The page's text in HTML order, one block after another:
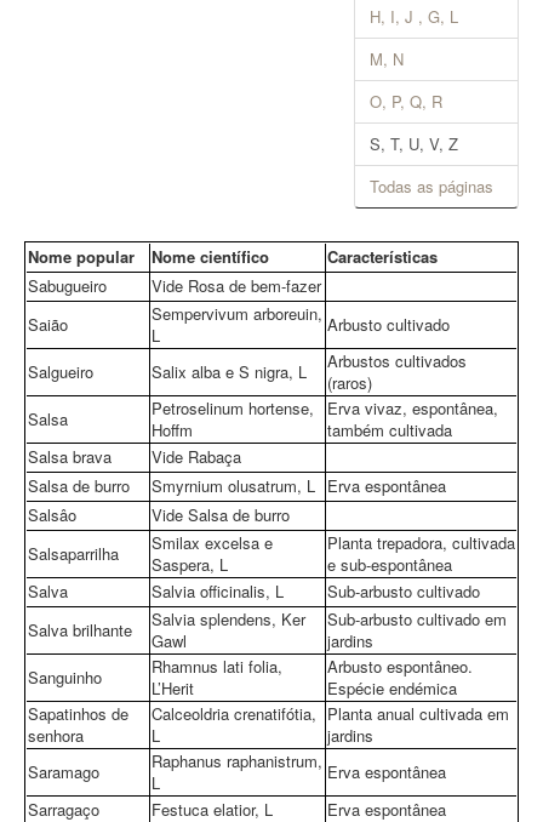
H, I, J , G, L
M, N
O, P, Q, R
S, T, U, V, Z
Todas as páginas
Nome popular Nome científico
Características
Sabugueiro
Vide Rosa de bem-fazer
Saião
Sempervivum arboreuin,
L
Arbusto cultivado
Salgueiro Salix alba e S nigra, L
Arbustos cultivados
(raros)
Salsa
Petroselinum hortense,
Hoffm
Erva vivaz, espontânea,
também cultivada
Salsa brava
Vide Rabaça
Salsa de burro
Smyrnium olusatrum, L Erva espontânea
Salsâo
Vide Salsa de burro
Salsaparrilha
Smilax excelsa e
Saspera, L
Planta trepadora, cultivada
e sub-espontânea
Salva
Salvia officinalis, L
Sub-arbusto cultivado
Salva brilhante
Salvia splendens, Ker
Gawl
Sub-arbusto cultivado em
jardins
Sanguinho
Rhamnus lati folia,
L’Herit
Arbusto espontâneo.
Espécie endémica
Sapatinhos de
senhora
Calceoldria crenatifótia,
L
Planta anual cultivada em
jardins
Saramago
Raphanus raphanistrum,
L
Erva espontânea
Sarragaço
Festuca elatior, L
Erva espontânea